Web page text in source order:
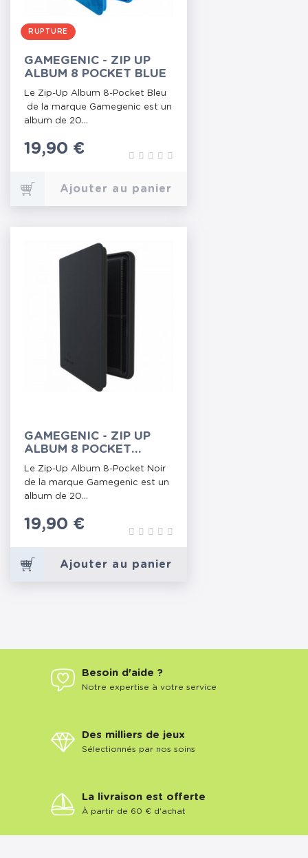
RUPTURE
GAMEGENIC - ZIP UP
ALBUM 8 POCKET BLUE
Le Zip-Up Album 8-Pocket Bleu
de la marque Gamegenic est un
album de 20...
Prix
19,90 €
Ajouter au panier
GAMEGENIC - ZIP UP
ALBUM 8 POCKET
Le Zip-Up Album 8-Pocket Noir
de la marque Gamegenic est un
album de 20...
Prix
19,90 €
Ajouter au panier
Besoin d'aide ?
Notre expertise à votre service
Des milliers de jeux
Sélectionnés par nos soins
La livraison est offerte
À partir de 60 € d'achat